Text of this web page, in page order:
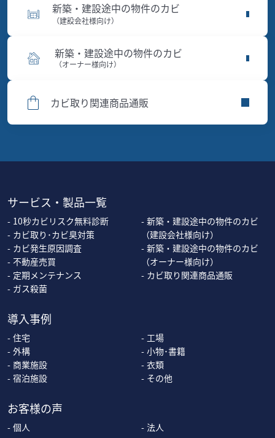
新築・建設途中の物件のカビ
（建設会社様向け）
新築・建設途中の物件のカビ
（オーナー様向け）
カビ取り関連商品通販
サービス・製品一覧
10秒カビリスク無料診断
カビ取り･カビ臭対策
カビ発生原因調査
不動産売買
定期メンテナンス
ガス殺菌
新築・建設途中の物件のカビ
（建設会社様向け）
新築・建設途中の物件のカビ
（オーナー様向け）
カビ取り関連商品通販
お客様の声
個人 法人
導入事例
住宅
外構
商業施設
宿泊施設
工場
小物･書籍
衣類
その他